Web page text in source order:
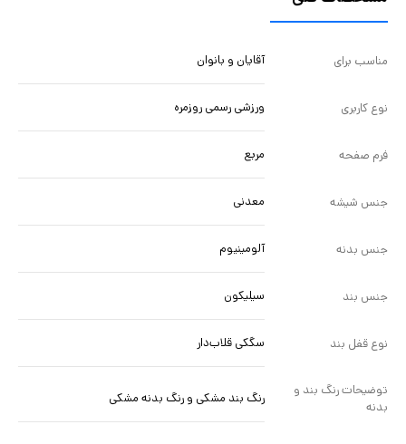
مناسب برای آقایان و بانوان
نوع کاربری ورزشی رسمی روزمره
فرم صفحه مربع
جنس شیشه معدنی
جنس بدنه آلومینیوم
جنس بند سیلیکون
نوع قفل بند سگکی قلاب‌دار
توضیحات رنگ بند و
بدنه
رنگ بند مشکی و رنگ بدنه مشکی